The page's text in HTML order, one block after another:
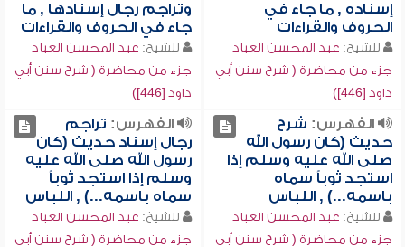
إسناده , ما جاء في
الحروف والقراءات
للشيخ: عبد المحسن العباد
جزء من محاضرة ( شرح سنن أبي
داود [446])
وتراجم رجال إسنادها , ما
جاء في الحروف والقراءات
للشيخ: عبد المحسن العباد
جزء من محاضرة ( شرح سنن أبي
داود [446])
الفهرس: شرح
حديث (كان رسول الله
صلى الله عليه وسلم إذا
استجد ثوباً سماه
باسمه...) , اللباس
للشيخ: عبد المحسن العباد
جزء من محاضرة ( شرح سنن أبي
الفهرس: تراجم
رجال إسناد حديث (كان
رسول الله صلى الله عليه
وسلم إذا استجد ثوباً
سماه باسمه...) , اللباس
للشيخ: عبد المحسن العباد
جزء من محاضرة ( شرح سنن أبي